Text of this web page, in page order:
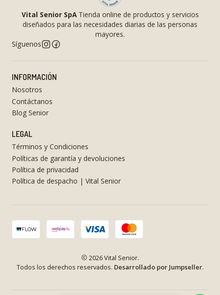
Vital Senior SpATienda online de productos y servicios
diseñados para las necesidades diarias de las personas
mayores.
Síguenos
INFORMACIÓN
Nosotros
Contáctanos
Blog Senior
LEGAL
Términos y Condiciones
Políticas de garantía y devoluciones
Política de privacidad
Política de despacho | Vital Senior
2026 Vital Senior.
Todos los derechos reservados. Desarrollado por Jumpseller.